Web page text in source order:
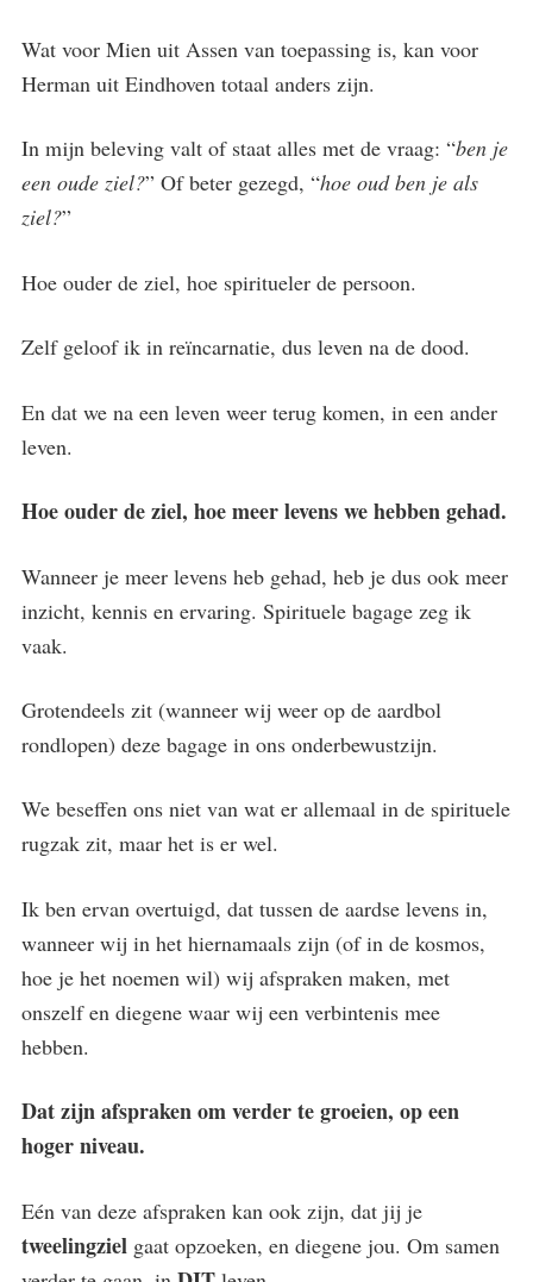
Wat voor Mien uit Assen van toepassing is, kan voor
Herman uit Eindhoven totaal anders zijn.
In mijn beleving valt of staat alles met de vraag: “ben je
een oude ziel?” Of beter gezegd, “hoe oud ben je als
ziel?”
Hoe ouder de ziel, hoe spiritueler de persoon.
Zelf geloof ik in reïncarnatie, dus leven na de dood.
En dat we na een leven weer terug komen, in een ander
leven.
Hoe ouder de ziel, hoe meer levens we hebben gehad.
Wanneer je meer levens heb gehad, heb je dus ook meer
inzicht, kennis en ervaring. Spirituele bagage zeg ik
vaak.
Grotendeels zit (wanneer wij weer op de aardbol
rondlopen) deze bagage in ons onderbewustzijn.
We beseffen ons niet van wat er allemaal in de spirituele
rugzak zit, maar het is er wel.
Ik ben ervan overtuigd, dat tussen de aardse levens in,
wanneer wij in het hiernamaals zijn (of in de kosmos,
hoe je het noemen wil) wij afspraken maken, met
onszelf en diegene waar wij een verbintenis mee
hebben.
Dat zijn afspraken om verder te groeien, op een
hoger niveau.
Eén van deze afspraken kan ook zijn, dat jij je
tweelingziel gaat opzoeken, en diegene jou. Om samen